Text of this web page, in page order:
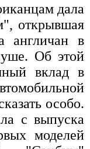
дала
открывшая
англичан в
Об этой
вклад в
особо.
с выпуска
моделей